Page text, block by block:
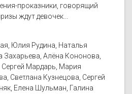
проказники, говорящий
ждут девочек...
Юлия Рудина, Наталья
Захарьева, Алёна Кононова,
Мардарь, Мария
Светлана Кузнецова, Сергей
Елена Шульман, Галина